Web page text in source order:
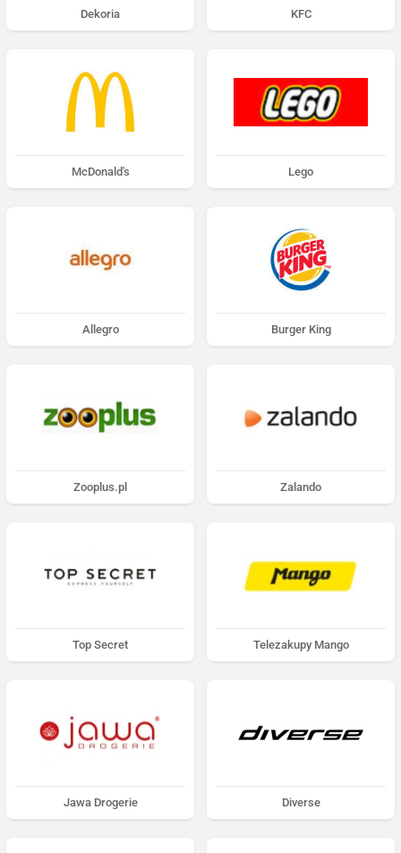
Dekoria KFC
McDonald's Lego
Allegro Burger King
Zooplus.pl Zalando
Top Secret Telezakupy Mango
Jawa Drogerie Diverse